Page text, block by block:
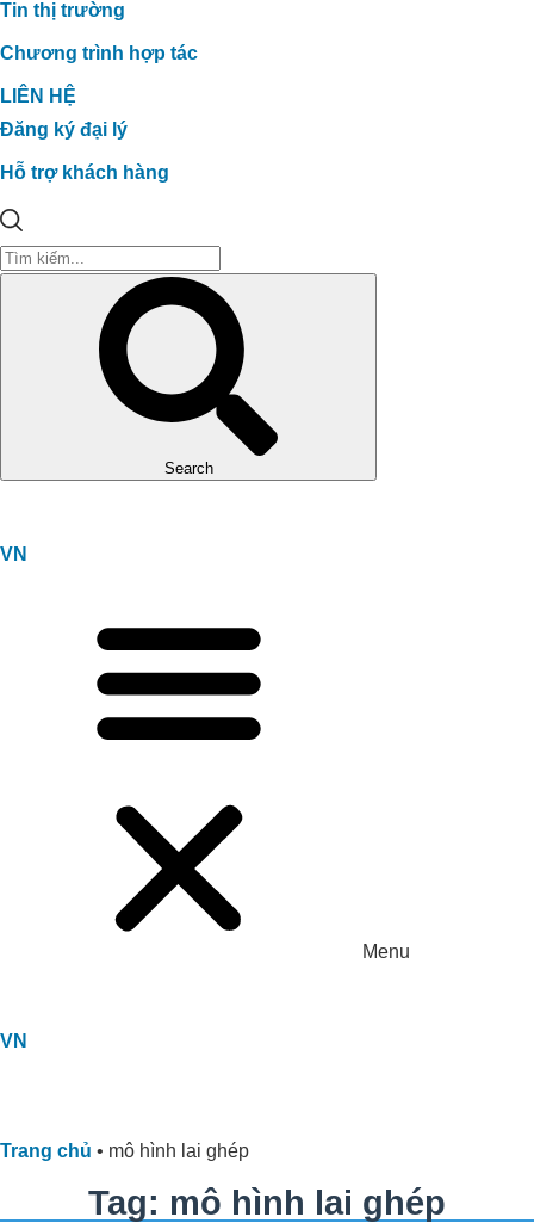
Tin thị trường
Chương trình hợp tác
LIÊN HỆ
Đăng ký đại lý
Hỗ trợ khách hàng
Search
VN
Menu
VN
Trang chủ • mô hình lai ghép
Tag: mô hình lai ghép